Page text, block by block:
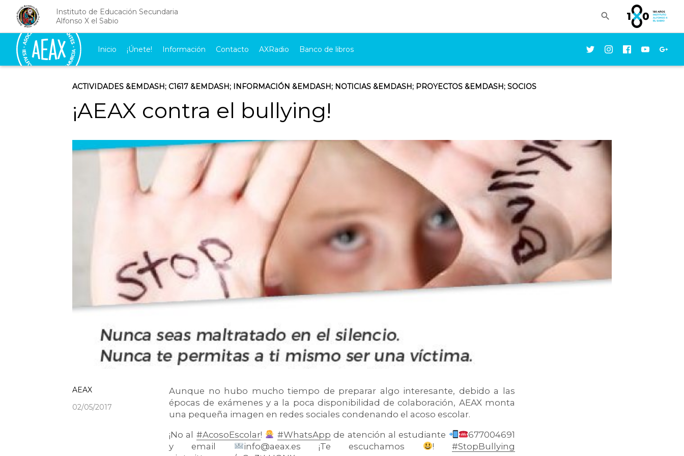
Instituto de Educación Secundaria
Alfonso X el Sabio

Inicio ¡Únete! Información Contacto AXRadio Banco de libros
ACTIVIDADES &EMDASH; C1617 &EMDASH; INFORMACIÓN &EMDASH; NOTICIAS &EMDASH; PROYECTOS &EMDASH; SOCIOS
¡AEAX contra el bullying!
AEAX
02/05/2017
Aunque no hubo mucho tiempo de preparar algo interesante, debido a las
épocas de exámenes y a la poca disponibilidad de colaboración, AEAX monta
una pequeña imagen en redes sociales condenando el acoso escolar.
¡No al #AcosoEscolar! #WhatsApp de atención al estudiante
677004691
y email
info@aeax.es ¡Te escuchamos !#StopBullying